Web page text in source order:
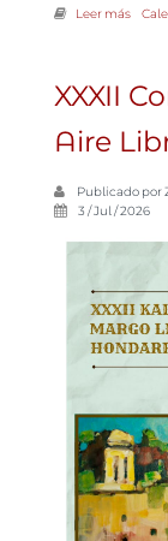
Leer mássobre
XXXII
Aire
Publicado por
3 / Jul / 2026